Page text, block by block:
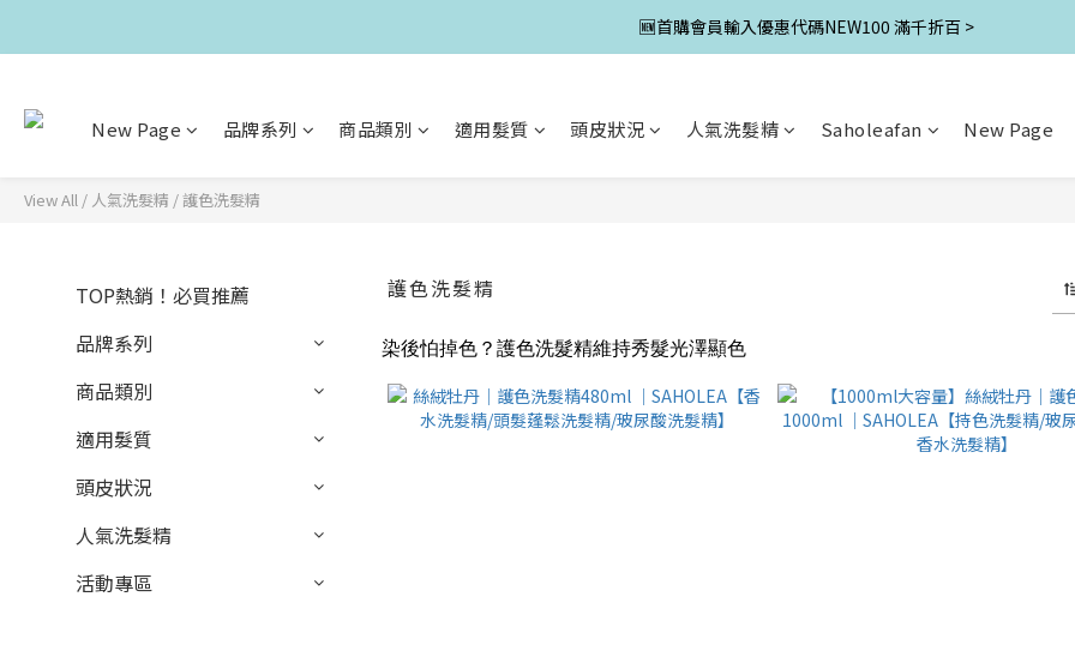
🆕首購會員輸入優惠代碼NEW100 滿千折百 >
New Page 品牌系列 商品類別 適用髮質 頭皮狀況 人氣洗髮精 Saholeafan New Page
View All / 人氣洗髮精 /護色洗髮精
TOP熱銷！必買推薦
品牌系列
商品類別
適用髮質
頭皮狀況
人氣洗髮精
活動專區
護色洗髮精
染後怕掉色？護色洗髮精維持秀髮光澤顯色